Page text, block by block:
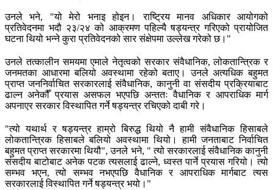
उनले भने, "यो मेरो भनाइ होइन। राष्ट्रिय मानव अधिकार आयोगको
प्रतिवेदनमा भदौ २३/२४ को आक्रमण पहिल्यै षड्यन्त्र गरिएको प्रायोजित
घटना थियो भन्ने कुरा प्रतिवेदनको सार संक्षेपमा उल्लेख गरेको छ।"
उनले तत्कालीन समयमा एमाले नेतृत्वको सरकार संवैधानिक, लोकतान्त्रिक र
जनमतका आधारमा बलियो अवस्थामा रहेको बताए। उनले अत्यधिक बहुमत
प्राप्त जननिर्वाचित सरकारलाई संवैधानिक, कानुनी वा संसदीय प्रक्रियाबाट
ढाल्न अनेकौँ प्रयास असफल भएपछि अन्ततः वैधानिक र आपराधिक मार्ग
अपनाएर सरकार विस्थापित गर्ने षड्यन्त्र रचिएको दाबी गरे।
"त्यो यथार्थ र षड्यन्त्र हाम्रो बिरुद्ध थियो नै हामी संवैधानिक हिसाबले
लोकतान्त्रिक हिसाबले बलियो अवस्थामा थियो। हामी जनताबाट निर्वाचित
बहुमत प्राप्त सरकारमा थियौ", उनले भने, " त्यो सरकारलाई संवैधानिक कानुनी
संसदीय बाटोबाट अनेक पटक त्यसलाई ढाल्ने, ध्वस्त पार्ने प्रयास गरियो। त्यो
सम्भव भएन, त्यो सम्भव नभएपछि वैधानिक र आपराधिक मार्गबाट त्यस
सरकारलाई विस्थापित गर्ने षड्यन्त्र भयो।"